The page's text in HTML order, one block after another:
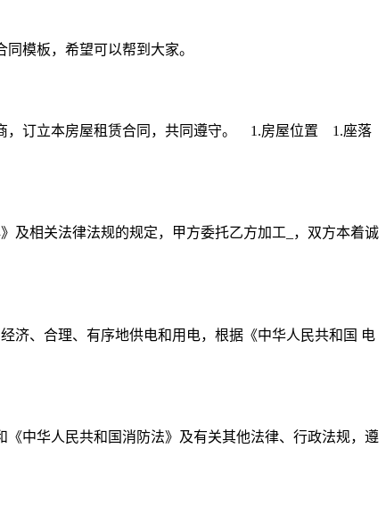
模板，希望可以帮到大家。
，订立本房屋租赁合同，共同遵守。 1.房屋位置 1.座落
关法律法规的规定，甲方委托乙方加工_，双方本着诚
济、合理、有序地供电和用电，根据《中华人民共和国 电
中华人民共和国消防法》及有关其他法律、行政法规，遵